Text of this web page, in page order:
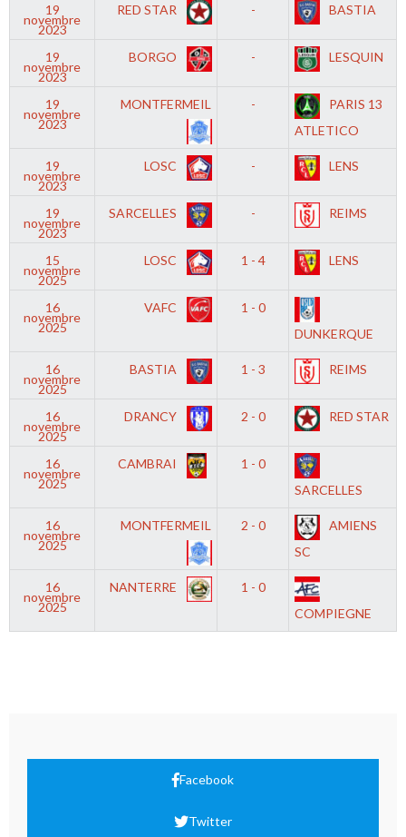
19
novembre
2023
RED STAR - BASTIA
19
novembre
2023
BORGO - LESQUIN
19
novembre
2023
MONTFERMEIL -
PARIS 13
ATLETICO
19
novembre
2023
LOSC - LENS
19
novembre
2023
SARCELLES - REIMS
15
novembre
2025
LOSC 1 - 4 LENS
16
novembre
2025
VAFC
1 - 0
DUNKERQUE
16
novembre
2025
BASTIA 1 - 3 REIMS
16
novembre
2025
DRANCY 2 - 0 RED STAR
16
novembre
2025
CAMBRAI
1 - 0
SARCELLES
16
novembre
2025
MONTFERMEIL 2 - 0
AMIENS
SC
16
novembre
2025
NANTERRE
1 - 0
COMPIEGNE
Facebook
Twitter